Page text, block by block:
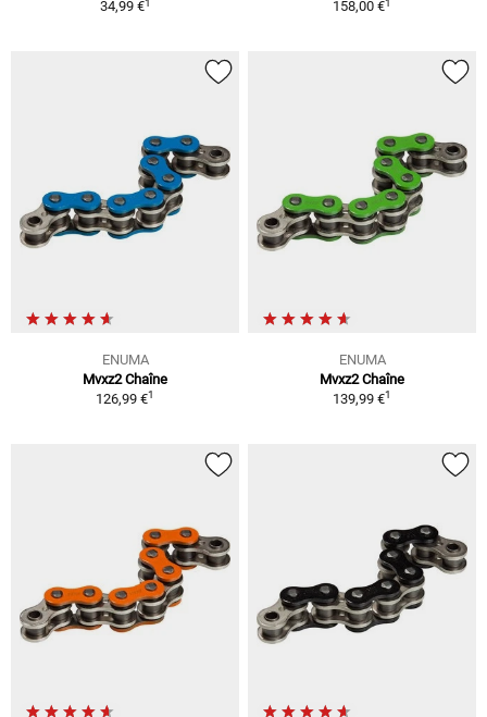
34,99 €
158,00 €
ENUMA
Mvxz2 Chaîne
126,99 €1
ENUMA
Mvxz2 Chaîne
139,99 €1